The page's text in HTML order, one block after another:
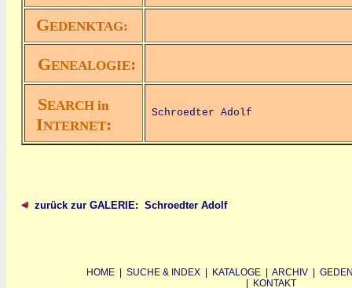
GEDENKTAG:
GENEALOGIE:
SEARCH in
INTERNET:
Schroedter Adolf
zurück zur GALERIE: Schroedter Adolf
HOME SUCHE & INDEX KATALOGE ARCHIV
KONTAKT